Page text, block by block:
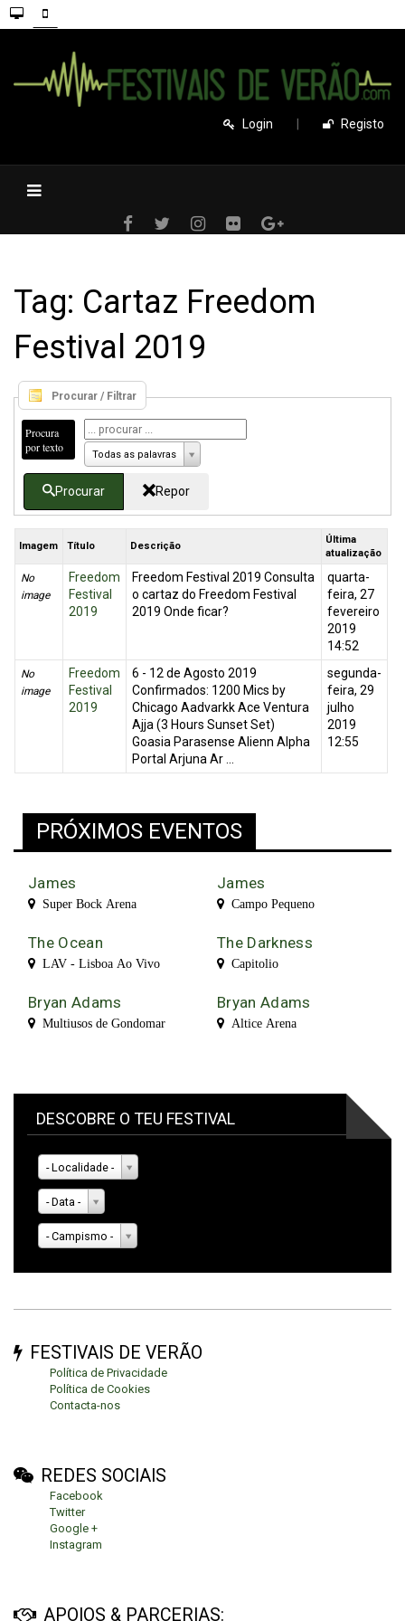
Login Registo
Tag: Cartaz Freedom
Festival 2019
Procurar / Filtrar
Procura
por texto
Todas as palavras
Procurar Repor
Imagem Título Descrição
Última
atualização
No
image
Freedom
Festival
2019
Freedom Festival 2019 Consulta
o cartaz do Freedom Festival
2019 Onde ficar?
quarta-
feira, 27
fevereiro
2019
14:52
No
image
Freedom
Festival
2019
6 - 12 de Agosto 2019
Confirmados: 1200 Mics by
Chicago Aadvarkk Ace Ventura
Ajja (3 Hours Sunset Set)
Goasia Parasense Alienn Alpha
Portal Arjuna Ar ...
segunda-
feira, 29
julho
2019
12:55
PRÓXIMOS EVENTOS
James
Super Bock Arena
James
Campo Pequeno
The Ocean
LAV - Lisboa Ao Vivo
The Darkness
Capitolio
Bryan Adams
Multiusos de Gondomar
Bryan Adams
Altice Arena
DESCOBRE O TEU FESTIVAL
- Localidade -
- Data -
- Campismo -
FESTIVAIS DE VERÃO
Política de Privacidade
Política de Cookies
Contacta-nos
REDES SOCIAIS
Facebook
Twitter
Google +
Instagram
APOIOS & PARCERIAS: